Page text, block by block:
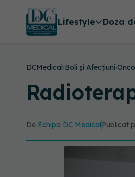
Lifestyle Doza
DCMedical›Boli și Afecțiuni›
De Echipa DC Medical Publicat